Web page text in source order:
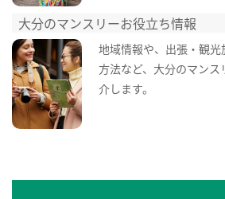
大分のマンスリーお役立ち情報
地域情報や、出張・観
方法など、大分のマン
介します。